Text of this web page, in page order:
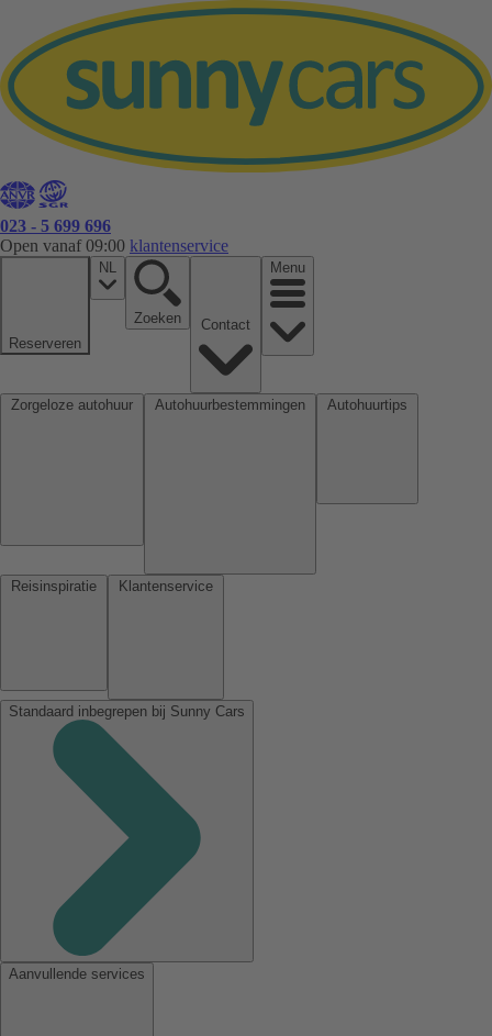
023 - 5 699 696
Open vanaf 09:00 klantenservice
Reserveren
NL
Zoeken
Menu
Standaard inbegrepen bij Sunny Cars
Aanvullende services